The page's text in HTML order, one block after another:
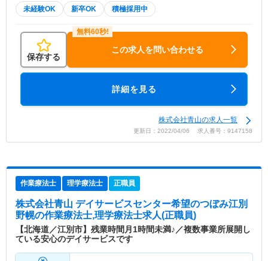
未経験OK 新卒OK 積極採用中
保存する
この求人を問い合わせる
詳細を見る
株式会社青山の求人一覧
更新日：2022/04/06 求人番号：9147158
作業療法士 理学療法士 正職員
株式会社青山 デイサービスセンター希望のつぼみ江別
野幌の作業療法士,理学療法士求人(正職員)
【北海道／江別市】残業時間月1時間未満♪／複数事業所展開し
ている安心のデイサービスです